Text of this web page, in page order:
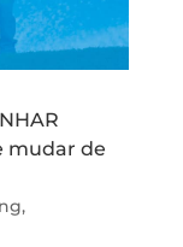
mudar de
,